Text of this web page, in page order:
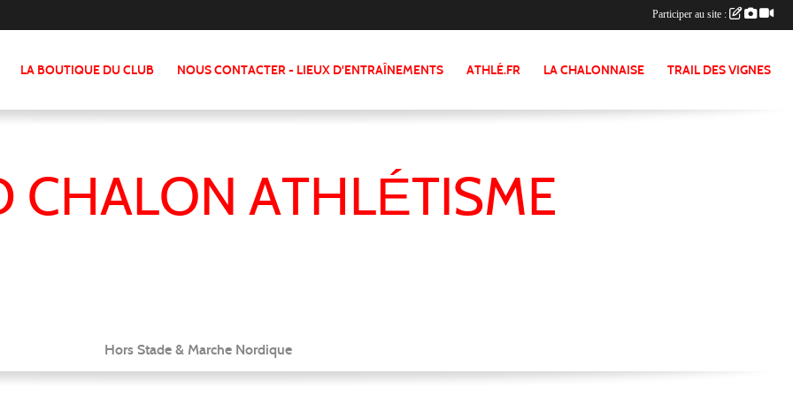
LA BOUTIQUE DU CLUB NOUS CONTACTER - LIEUX D'ENTRAÎNEMENTS ATHLÉ.FR LA CHALONNAISE TRAIL DES VIGNES
CHALON ATHLÉTISME
Hors Stade & Marche Nordique
Participer au site :